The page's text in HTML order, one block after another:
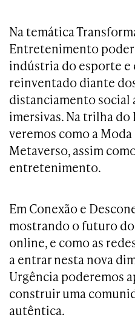
Na temática
Entretenimento
indústria do esporte
reinventado diante
distanciamento social
imersivas. Na trilha
veremos como a
Metaverso, assim
entretenimento.
Em Conexão e
mostrando o futuro do
online, e como as
a entrar nesta nova
Urgência poderemos
construir uma
autêntica.